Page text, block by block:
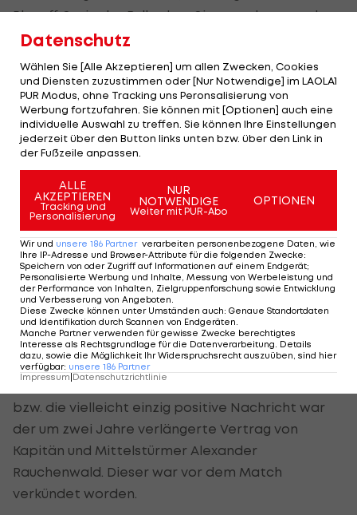
Playoff-Serie der Bulls ohne Sieg wurden, war das
in Bruneck wohl ein schwacher Trost. Kurz vor
Raphael Andergassen, der den zehnfachen
Champion in den Urlaub schoss.
Auch in Villach ist Feuer am Dach
Feuer am Dach ist aber nicht nur in Salzburg,
sondern auch in Villach.
Auf eigenem Eis verloren die Adler auch das vierte
Match gegen dieGraz99ersund das gleich mit 2:6.
Nach nur acht Minuten stand es im vierten Duell
schon 0:4 bzw. 0:6 nach dem ersten Drittel. Die
Graz99ersstehen zum dritten Mal in der
Vorschlussrunde.
Ein schwacher Trost für die Fans der Blau-Weißen
bzw. die vielleicht einzig positive Nachricht war
der um zwei Jahre verlängerte Vertrag von
Kapitän und Mittelstürmer Alexander
Rauchenwald. Dieser war vor dem Match
verkündet worden.
Datenschutz
Wählen Sie [Alle Akzeptieren] um allen Zwecken, Cookies
und Diensten zuzustimmen oder [Nur Notwendige] im LAOLA1
PUR Modus, ohne Tracking uns Peronsalisierung von
Werbung fortzufahren. Sie können mit [Optionen] auch eine
individuelle Auswahl zu treffen. Sie können Ihre Einstellungen
jederzeit über den Button links unten bzw. über den Link in
der Fußzeile anpassen.
ALLE
AKZEPTIEREN
Tracking und
Personalisierung
NUR
NOTWENDIGE
Weiter mit PUR-Abo
OPTIONEN
Wir und unsere 186 Partner verarbeiten personenbezogene Daten, wie
Ihre IP-Adresse und Browser-Attribute für die folgenden Zwecke:
Speichern von oder Zugriff auf Informationen auf einem Endgerät;
Personalisierte Werbung und Inhalte, Messung von Werbeleistung und
der Performance von Inhalten, Zielgruppenforschung sowie Entwicklung
und Verbesserung von Angeboten.
Diese Zwecke können unter Umständen auch: Genaue Standortdaten
und Identifikation durch Scannen von Endgeräten.
Manche Partner verwenden für gewisse Zwecke berechtigtes
Interesse als Rechtsgrundlage für die Datenverarbeitung. Details
dazu, sowie die Möglichkeit Ihr Widerspruchsrecht auszuüben, sind hier
verfügbar: unsere 186 Partner
Impressum Datenschutzrichtlinie